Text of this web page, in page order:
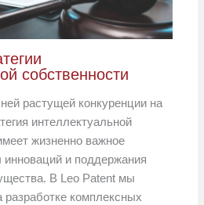
собственности
растущей конкуренции на
интеллектуальной
жизненно важное
и поддержания
В Leo Patent мы
комплексных